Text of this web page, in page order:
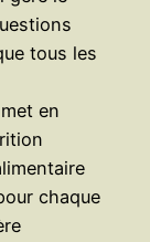
tous les
en
chaque